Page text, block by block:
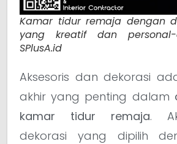
Kamar tidur remaja dengan
yang kreatif dan personal-
SPlusA.id
Aksesoris dan dekorasi
akhir yang penting dalam
kamar tidur remaja.
dekorasi yang dipilih